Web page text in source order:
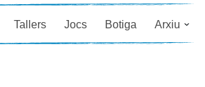
Tallers Jocs Botiga Arxiu